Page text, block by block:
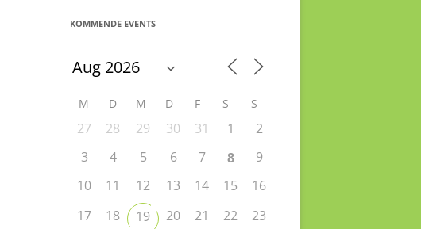
KOMMENDE EVENTS
M D M D F S S
27 28 29 30 31 1
2
3
4 5 6 7 8
9
10
11 12 13 14 15
16
17
18 19 20 21 22
23